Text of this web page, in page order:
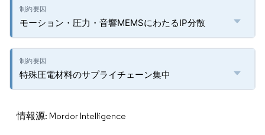
モーション・圧力・音響MEMSにわたるIP分散
特殊圧電材料のサプライチェーン集中
情報源: Mordor Intelligence